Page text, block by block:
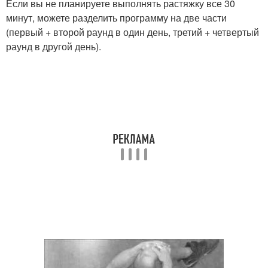
Если вы не планируете выполнять растяжку все 30
минут, можете разделить программу на две части
(первый + второй раунд в один день, третий + четвертый
раунд в другой день).